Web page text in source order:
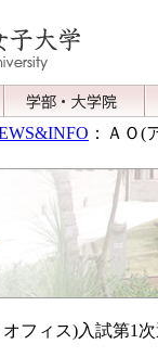
：ＡＯ(
フィス)入試第1